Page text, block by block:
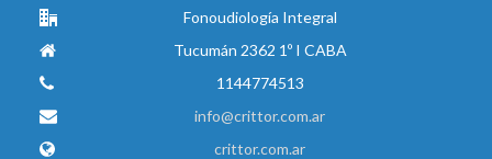
Fonoudiología Integral
Tucumán 2362 1º I CABA
1144774513
info@crittor.com.ar
crittor.com.ar